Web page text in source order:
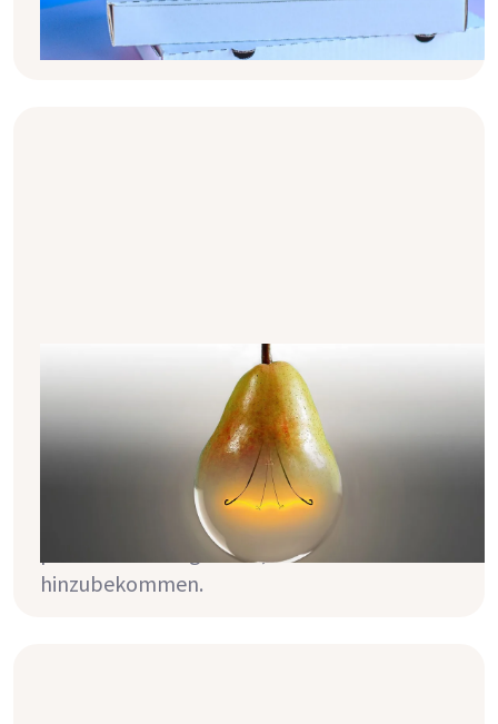
dem Phosphat bei Dialyse auf sich hat? Hier
lernst du mehr dazu.
12 Ernährungstricks, um dein
Phosphat in den Griff zu bekommen
Predigen dir dein Nephrologe oder dein
Dialyseteam auch regelmäßig mit
erhobenem Zeigefinger, dass du weniger
Phosphat essen solltest? Hier findest du
praktische Alltagstricks, um das locker
hinzubekommen.